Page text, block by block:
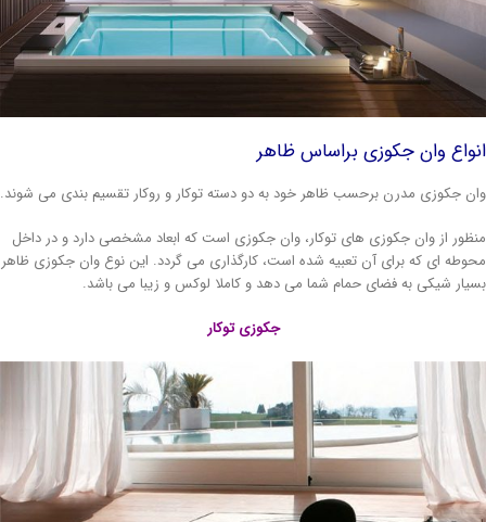
وان جکوزی براساس ظاهر
جکوزی مدرن برحسب ظاهر خود به دو دسته توکار و روکار تقسیم بندی می شوند.
از وان جکوزی های توکار، وان جکوزی است که ابعاد مشخصی دارد و در داخل
ای که برای آن تعبیه شده است، کارگذاری می گردد. این نوع وان جکوزی ظاهر
شیکی به فضای حمام شما می دهد و کاملا لوکس و زیبا می باشد.
جکوزی توکار